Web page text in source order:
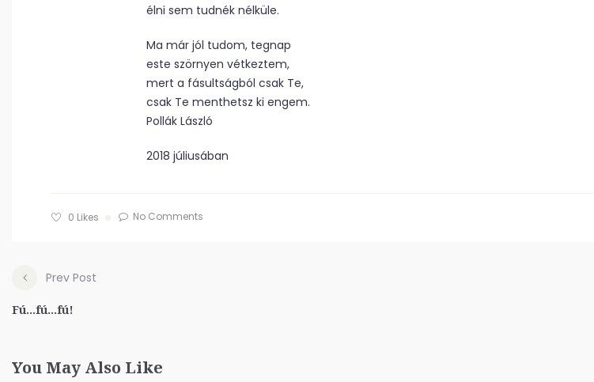
élni sem tudnék nélküle.
Ma már jól tudom, tegnap
este szörnyen vétkeztem,
mert a fásultságból csak Te,
csak Te menthetsz ki engem.
Pollák László
2018 júliusában
0 Likes No Comments
Prev Post
Fú...fú...fú!
You May Also Like